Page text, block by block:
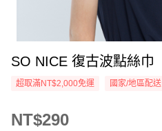
SO NICE 復古波點絲巾
超取滿NT$2,000免運 國家/地區配送
NT$290